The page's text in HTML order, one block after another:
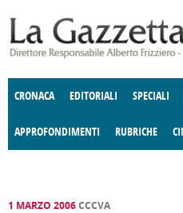
CRONACA EDITORIALI SPECIALI
APPROFONDIMENTI
E SPETTACOLI POLITICA
RUBRICHE
DELLE IDEE FATTI DELLO SPIRITO
1 MARZO 2006CCCVA